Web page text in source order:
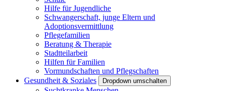
Hilfe für Jugendliche
Schwangerschaft, junge Eltern und
Adoptionsvermittlung
Pflegefamilien
Beratung & Therapie
Stadtteilarbeit
Hilfen für Familien
Vormundschaften und Pflegschaften
Gesundheit & Soziales
Dropdown umschalten